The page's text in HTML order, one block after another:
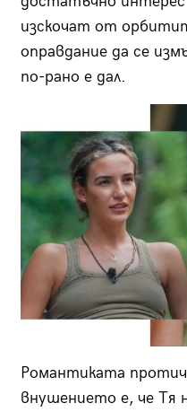
изскочат от
оправдание да се
по-рано е дал.
Романтиката
внушението е, че Тя